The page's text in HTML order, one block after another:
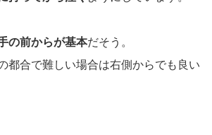
の前からが基本だそう。
都合で難しい場合は右側からでも良い